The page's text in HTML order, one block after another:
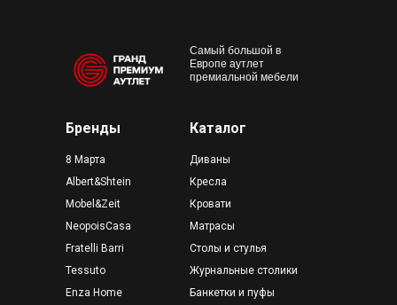
Кресла
Столы и стулья
Матрасы
Диваны
Журнальные столики
Банкетки и пуфы
Кровати
Самый большой в
Европе аутлет
премиальной мебели
Каталог
Бренды
Mobel&Zeit
Tessuto
8 Марта
Fratelli Barri
Enza Home
Albert&Shtein
NeopoisCasa